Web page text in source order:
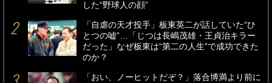
した“野球人の顔”
「自虐の天才投手」板東英二が話していた“ひ
とつの嘘”…「じつは長嶋茂雄・王貞治キラー
だった」なぜ板東は“第二の人生”で成功できた
のか？
「おい、ノーヒットだぞ？」落合博満より前に